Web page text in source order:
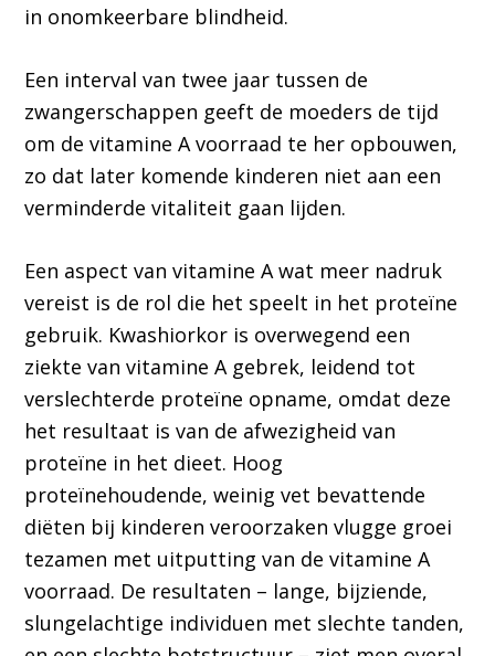
in onomkeerbare blindheid.
Een interval van twee jaar tussen de
zwangerschappen geeft de moeders de tijd
om de vitamine A voorraad te her opbouwen,
zo dat later komende kinderen niet aan een
verminderde vitaliteit gaan lijden.
Een aspect van vitamine A wat meer nadruk
vereist is de rol die het speelt in het proteïne
gebruik. Kwashiorkor is overwegend een
ziekte van vitamine A gebrek, leidend tot
verslechterde proteïne opname, omdat deze
het resultaat is van de afwezigheid van
proteïne in het dieet. Hoog
proteïnehoudende, weinig vet bevattende
diëten bij kinderen veroorzaken vlugge groei
tezamen met uitputting van de vitamine A
voorraad. De resultaten – lange, bijziende,
slungelachtige individuen met slechte tanden,